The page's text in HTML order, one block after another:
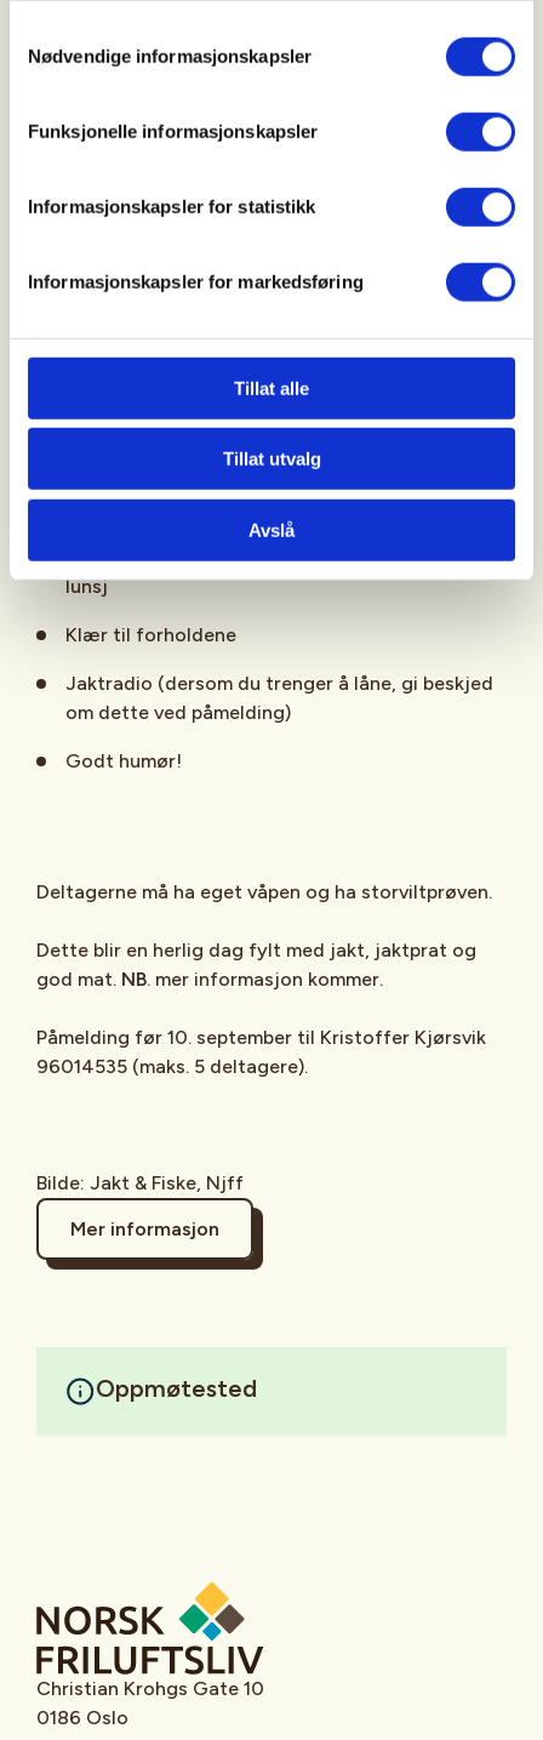
Nødvendige informasjonskapsler
Funksjonelle informasjonskapsler
Informasjonskapsler for statistikk
Informasjonskapsler for markedsføring
Tillat alle
Tillat utvalg
Avslå
Ikke medlem:
Under 25 - 1000kr
Våpen og ammunisjon
Noe å spise, det kan fort gå en stund før det blir
lunsj
Klær til forholdene
Jaktradio (dersom du trenger å låne, gi beskjed
om dette ved påmelding)
Godt humør!
Deltagerne må ha eget våpen og ha storviltprøven.
Dette blir en herlig dag fylt med jakt, jaktprat og
god mat. NB. mer informasjon kommer.
Påmelding før 10. september til Kristoffer Kjørsvik
96014535 (maks. 5 deltagere).
Bilde: Jakt & Fiske, Njff
Mer informasjon
Oppmøtested
Christian Krohgs Gate 10
0186 Oslo